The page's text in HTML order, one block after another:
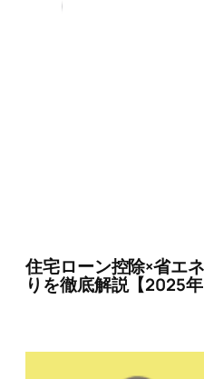
住宅ローン控除×省エ
りを徹底解説【2025年